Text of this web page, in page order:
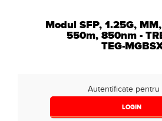
Modul SFP, 1.25G,
550m, 850nm -
TEG-
Autentificate pentru
LOGIN